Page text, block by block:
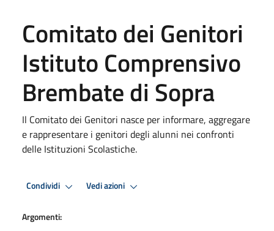
Comitato dei Genitori
Istituto Comprensivo
Brembate di Sopra
Il Comitato dei Genitori nasce per informare, aggregare
e rappresentare i genitori degli alunni nei confronti
delle Istituzioni Scolastiche.
Condividi Vedi azioni
Argomenti: